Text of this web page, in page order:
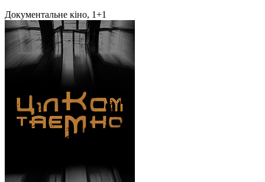
Документальне кіно, 1+1